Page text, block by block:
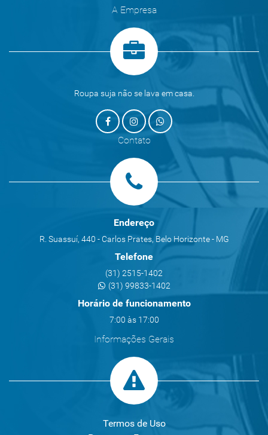
A Empresa
Roupa suja não se lava em casa.
Contato
Endereço
R. Suassuí, 440 - Carlos Prates, Belo Horizonte - MG
Telefone
(31) 2515-1402
(31) 99833-1402
Horário de funcionamento
7:00 às 17:00
Informações Gerais
Termos de Uso